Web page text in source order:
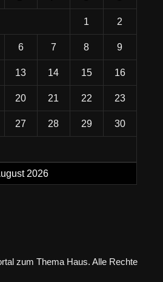
2026
1 2
6 7 8 9
13 14 15 16
20 21 22 23
27 28 29 30
zum Thema Haus. Alle Rechte